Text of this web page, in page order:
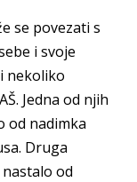
se povezati s
i svoje
nekoliko
Jedna od njih
od nadimka
Druga
od